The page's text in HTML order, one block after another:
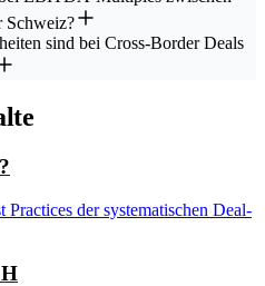
Schweiz?
sind bei Cross-Border Deals
der systematischen Deal-